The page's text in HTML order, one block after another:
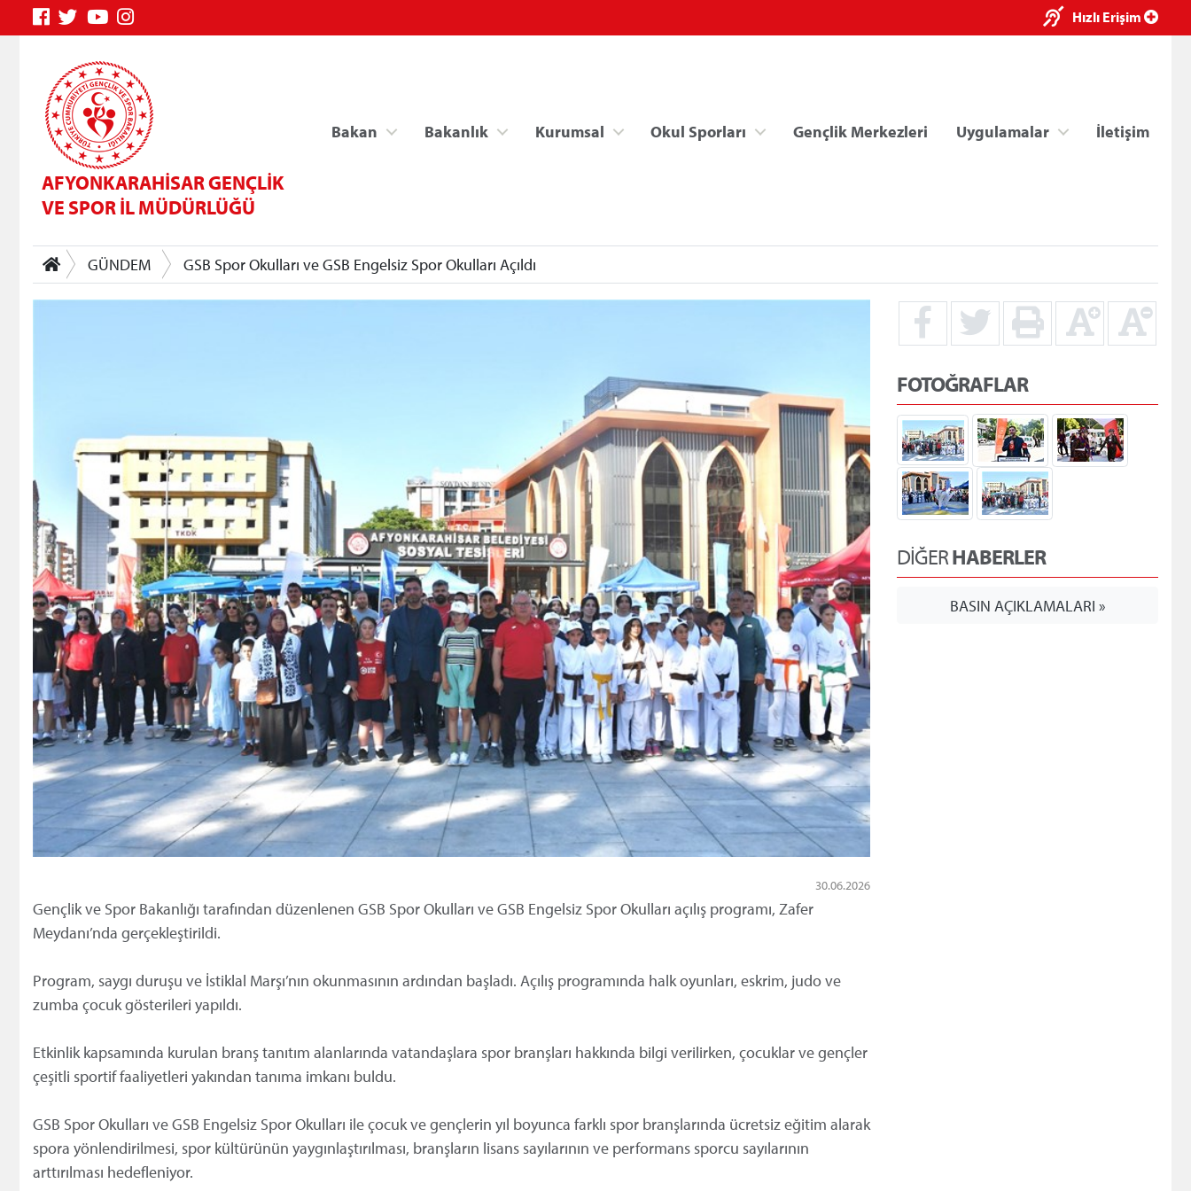
Hızlı Erişim
AFYONKARAHİSAR GENÇLİK
VE SPOR İL MÜDÜRLÜĞÜ
Bakan Bakanlık Kurumsal Okul Sporları Gençlik Merkezleri Uygulamalar İletişim
GÜNDEM GSB Spor Okulları ve GSB Engelsiz Spor Okulları Açıldı
30.06.2026
Gençlik ve Spor Bakanlığı tarafından düzenlenen GSB Spor Okulları ve GSB Engelsiz Spor Okulları açılış programı, Zafer
Meydanı’nda gerçekleştirildi.
Program, saygı duruşu ve İstiklal Marşı’nın okunmasının ardından başladı. Açılış programında halk oyunları, eskrim, judo ve
zumba çocuk gösterileri yapıldı.
Etkinlik kapsamında kurulan branş tanıtım alanlarında vatandaşlara spor branşları hakkında bilgi verilirken, çocuklar ve gençler
çeşitli sportif faaliyetleri yakından tanıma imkanı buldu.
GSB Spor Okulları ve GSB Engelsiz Spor Okulları ile çocuk ve gençlerin yıl boyunca farklı spor branşlarında ücretsiz eğitim alarak
spora yönlendirilmesi, spor kültürünün yaygınlaştırılması, branşların lisans sayılarının ve performans sporcu sayılarının
arttırılması hedefleniyor.
FOTOĞRAFLAR
DİĞERHABERLER
BASIN AÇIKLAMALARI »
×
Kredi/Yurt E-Ödeme